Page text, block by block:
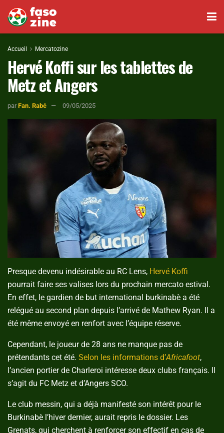
Accueil Mercatozine
Hervé Koffi sur les tablettes de
Metz et Angers
par Fan. Rabé 09/05/2025
Presque devenu indésirable au RC Lens, Hervé Koffi
pourrait faire ses valises lors du prochain mercato estival.
En effet, le gardien de but international burkinabè a été
relégué au second plan depuis l’arrivé de Mathew Ryan. Il a
été même envoyé en renfort avec l’équipe réserve.
Cependant, le joueur de 28 ans ne manque pas de
prétendants cet été. Selon les informations d’Africafoot,
l’ancien portier de Charleroi intéresse deux clubs français. Il
s’agit du FC Metz et d’Angers SCO.
Le club messin, qui a déjà manifesté son intérêt pour le
Burkinabè l’hiver dernier, aurait repris le dossier. Les
Grenats, qui cherchent à renforcer son effectif en cas de